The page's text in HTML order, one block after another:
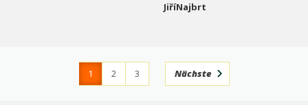
JiříNajbrt
1 2
3
Nächste